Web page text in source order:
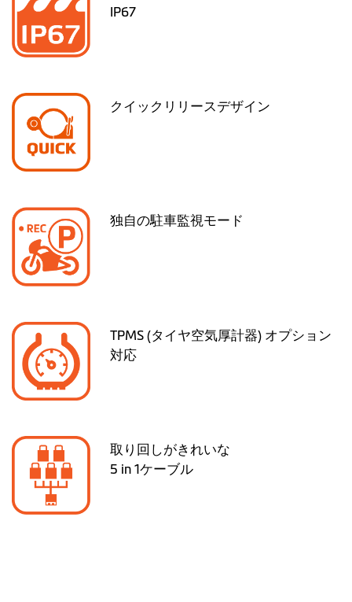
IP67
クイックリリースデザイン
独自の駐車監視モード
TPMS (タイヤ空気厚計器) オプション
対応
取り回しがきれいな
5 in 1ケーブル